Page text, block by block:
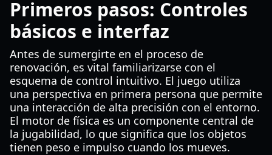
Primeros pasos: Controles
básicos e interfaz
Antes de sumergirte en el proceso de
renovación, es vital familiarizarse con el
esquema de control intuitivo. El juego utiliza
una perspectiva en primera persona que permite
una interacción de alta precisión con el entorno.
El motor de física es un componente central de
la jugabilidad, lo que significa que los objetos
tienen peso e impulso cuando los mueves.